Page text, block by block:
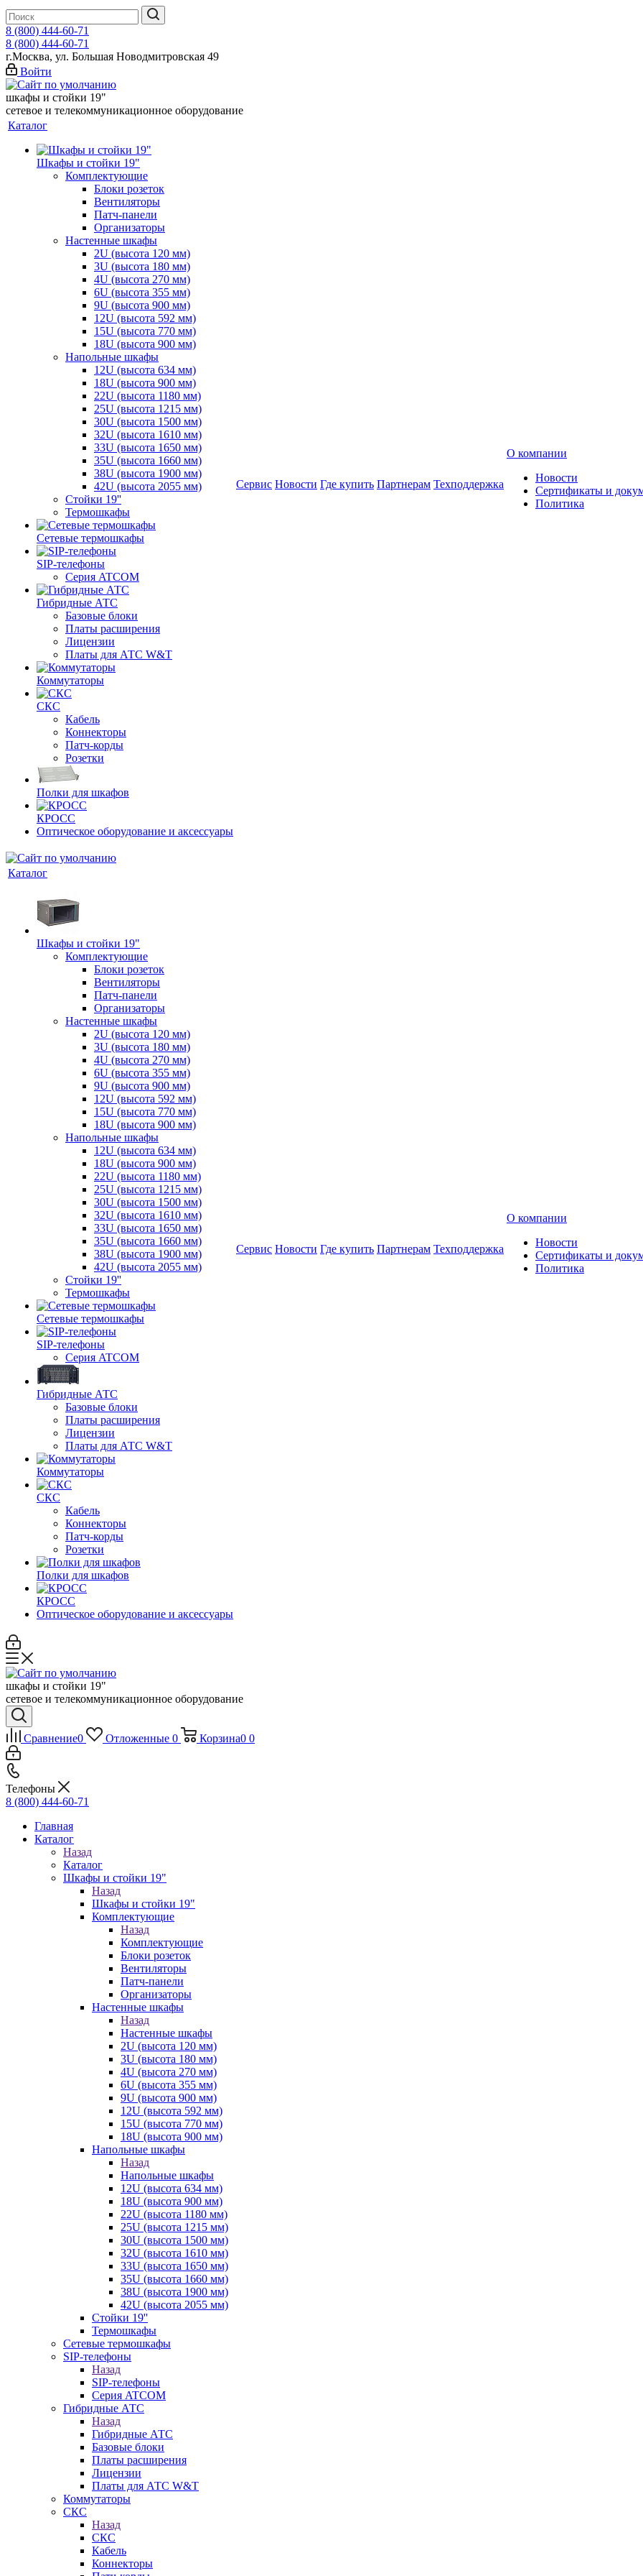
8 (800) 444-60-71
8 (800) 444-60-71
г.Москва, ул. Большая Новодмитровская 49
Войти
шкафы и стойки 19"
сетевое и телекоммуникационное оборудование
Каталог
Шкафы и стойки 19"
Комплектующие
Блоки розеток
Вентиляторы
Патч-панели
Организаторы
Настенные шкафы
2U (высота 120 мм)
3U (высота 180 мм)
4U (высота 270 мм)
6U (высота 355 мм)
9U (высота 900 мм)
12U (высота 592 мм)
15U (высота 770 мм)
18U (высота 900 мм)
Напольные шкафы
12U (высота 634 мм)
18U (высота 900 мм)
22U (высота 1180 мм)
25U (высота 1215 мм)
30U (высота 1500 мм)
32U (высота 1610 мм)
33U (высота 1650 мм)
35U (высота 1660 мм)
38U (высота 1900 мм)
42U (высота 2055 мм)
Стойки 19''
Термошкафы
Сетевые термошкафы
SIP-телефоны
Серия ATCOM
Гибридные АТС
Базовые блоки
Платы расширения
Лицензии
Платы для АТС W&T
Коммутаторы
СКС
Кабель
Коннекторы
Патч-корды
Розетки
Полки для шкафов
КРОСС
Оптическое оборудование и аксессуары
Сервис Новости Где купить Партнерам Техподдержка
О компании
Новости
Сертификаты и
Политика
Каталог
Шкафы и стойки 19"
Комплектующие
Блоки розеток
Вентиляторы
Патч-панели
Организаторы
Настенные шкафы
2U (высота 120 мм)
3U (высота 180 мм)
4U (высота 270 мм)
6U (высота 355 мм)
9U (высота 900 мм)
12U (высота 592 мм)
15U (высота 770 мм)
18U (высота 900 мм)
Напольные шкафы
12U (высота 634 мм)
18U (высота 900 мм)
22U (высота 1180 мм)
25U (высота 1215 мм)
30U (высота 1500 мм)
32U (высота 1610 мм)
33U (высота 1650 мм)
35U (высота 1660 мм)
38U (высота 1900 мм)
42U (высота 2055 мм)
Стойки 19''
Термошкафы
Сетевые термошкафы
SIP-телефоны
Серия ATCOM
Гибридные АТС
Базовые блоки
Платы расширения
Лицензии
Платы для АТС W&T
Коммутаторы
СКС
Кабель
Коннекторы
Патч-корды
Розетки
Полки для шкафов
КРОСС
Оптическое оборудование и аксессуары
Сервис Новости Где купить Партнерам Техподдержка
О компании
Новости
Сертификаты и
Политика
шкафы и стойки 19"
сетевое и телекоммуникационное оборудование
Сравнение0 Отложенные 0 Корзина0 0
Телефоны
8 (800) 444-60-71
Главная
Каталог
Назад
Каталог
Шкафы и стойки 19"
Назад
Шкафы и стойки 19"
Комплектующие
Назад
Комплектующие
Блоки розеток
Вентиляторы
Патч-панели
Организаторы
Настенные шкафы
Назад
Настенные шкафы
2U (высота 120 мм)
3U (высота 180 мм)
4U (высота 270 мм)
6U (высота 355 мм)
9U (высота 900 мм)
12U (высота 592 мм)
15U (высота 770 мм)
18U (высота 900 мм)
Напольные шкафы
Назад
Напольные шкафы
12U (высота 634 мм)
18U (высота 900 мм)
22U (высота 1180 мм)
25U (высота 1215 мм)
30U (высота 1500 мм)
32U (высота 1610 мм)
33U (высота 1650 мм)
35U (высота 1660 мм)
38U (высота 1900 мм)
42U (высота 2055 мм)
Стойки 19''
Термошкафы
Сетевые термошкафы
SIP-телефоны
Назад
SIP-телефоны
Серия ATCOM
Гибридные АТС
Назад
Гибридные АТС
Базовые блоки
Платы расширения
Лицензии
Платы для АТС W&T
Коммутаторы
СКС
Назад
СКС
Кабель
Коннекторы